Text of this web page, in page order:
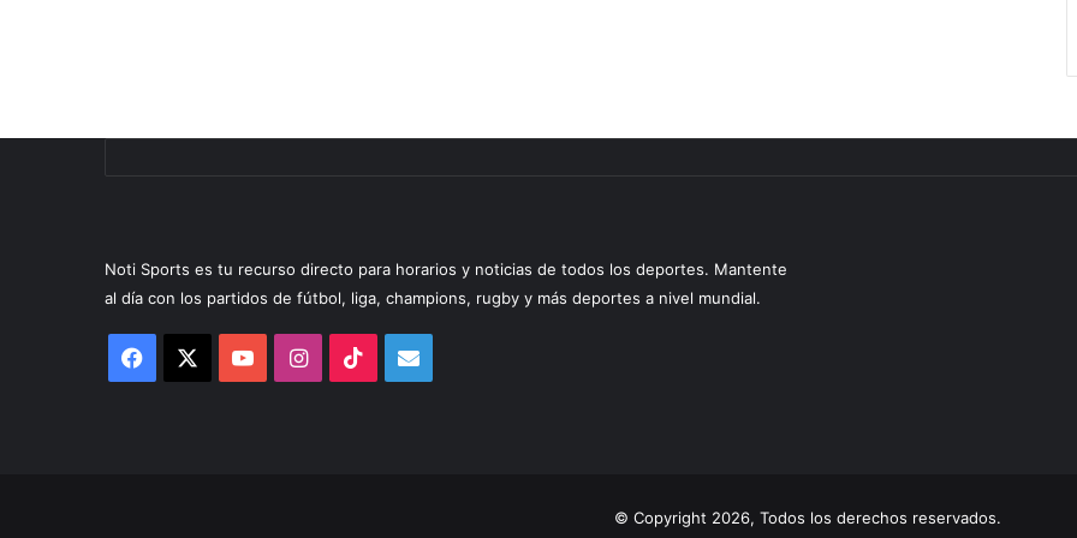
Noti Sports es tu recurso directo para horarios y noticias de todos los deportes. Mantente
al día con los partidos de fútbol, liga, champions, rugby y más deportes a nivel mundial.
Facebook YouTubeInstagram
TikTok
© Copyright 2026, Todos los derechos reservados.